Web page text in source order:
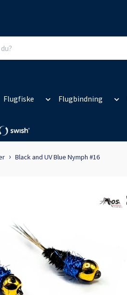
Flugfiske Flugbindning
Black and UV Blue Nymph #16